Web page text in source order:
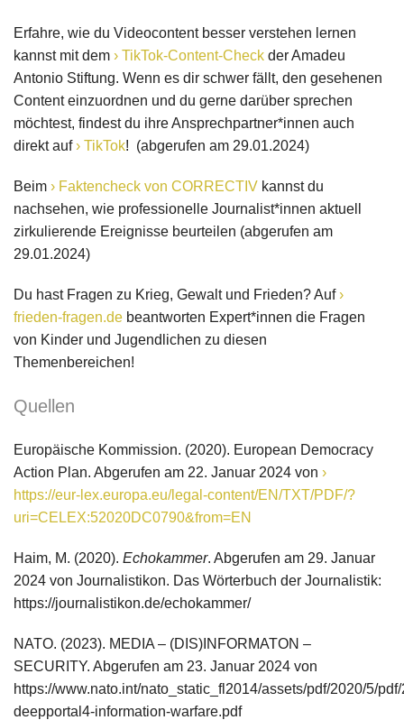
Erfahre, wie du Videocontent besser verstehen lernen
kannst mit dem
TikTok-Content-Check der Amadeu
Antonio Stiftung. Wenn es dir schwer fällt, den gesehenen
Content einzuordnen und du gerne darüber sprechen
möchtest, findest du ihre Ansprechpartner*innen auch
direkt auf
TikTok! (abgerufen am 29.01.2024)
Beim Faktencheck von CORRECTIV kannst du
nachsehen, wie professionelle Journalist*innen aktuell
zirkulierende Ereignisse beurteilen (abgerufen am
29.01.2024)
Du hast Fragen zu Krieg, Gewalt und Frieden? Auf
frieden-fragen.de beantworten Expert*innen die Fragen
von Kinder und Jugendlichen zu diesen
Themenbereichen!
Quellen
Europäische Kommission. (2020). European Democracy
Action Plan. Abgerufen am 22. Januar 2024 von
https://eur-lex.europa.eu/legal-content/EN/TXT/PDF/?
uri=CELEX:52020DC0790&from=EN
Haim, M. (2020). Echokammer. Abgerufen am 29. Januar
2024 von Journalistikon. Das Wörterbuch der Journalistik:
https://journalistikon.de/echokammer/
NATO. (2023). MEDIA – (DIS)INFORMATON –
SECURITY. Abgerufen am 23. Januar 2024 von
https://www.nato.int/nato_static_fl2014/assets/pdf/2020/5/
deepportal4-information-warfare.pdf